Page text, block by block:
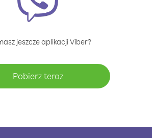
jeszcze aplikacji Viber?
Pobierz teraz